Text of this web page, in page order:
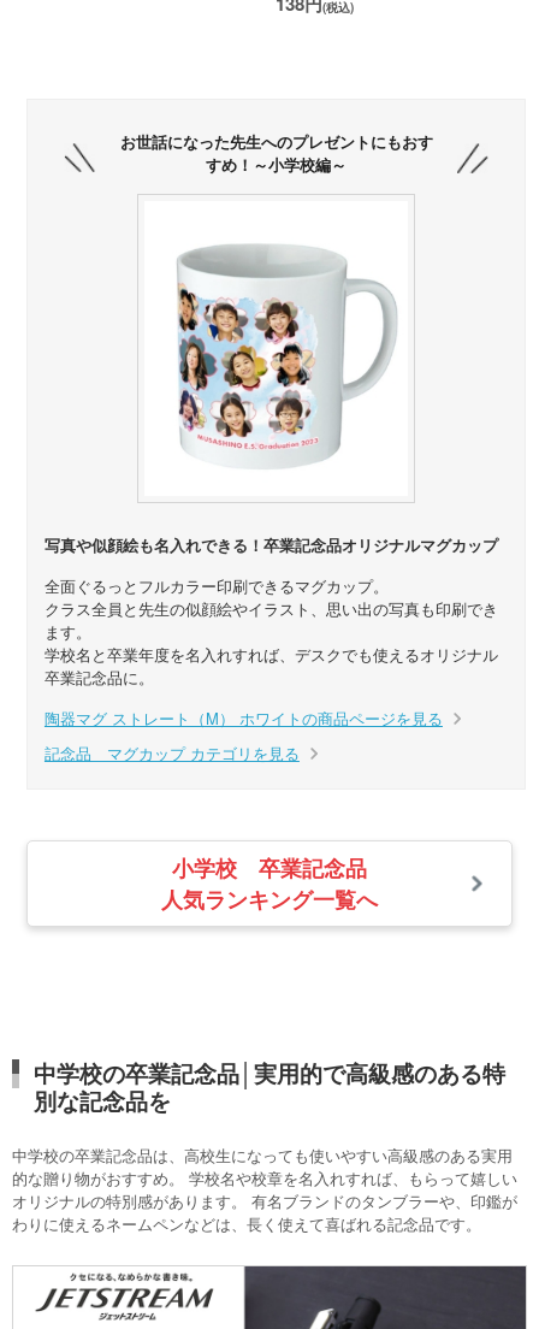
(税込)
お世話になった先生へのプレゼントにもおす
すめ！～小学校編～
写真や似顔絵も名入れできる！卒業記念品オリジナルマグカップ
全面ぐるっとフルカラー印刷できるマグカップ。
クラス全員と先生の似顔絵やイラスト、思い出の写真も印刷でき
ます。
学校名と卒業年度を名入れすれば、デスクでも使えるオリジナル
卒業記念品に。
陶器マグ ストレート（M） ホワイトの商品ページを見る
記念品 マグカップ カテゴリを見る
小学校 卒業記念品
人気ランキング一覧へ
中学校の卒業記念品│実用的で高級感のある特
別な記念品を
中学校の卒業記念品は、高校生になっても使いやすい高級感のある実用
的な贈り物がおすすめ。
学校名や校章を名入れすれば、もらって嬉しい
オリジナルの特別感があります。
有名ブランドのタンブラーや、印鑑が
わりに使えるネームペンなどは、長く使えて喜ばれる記念品です。